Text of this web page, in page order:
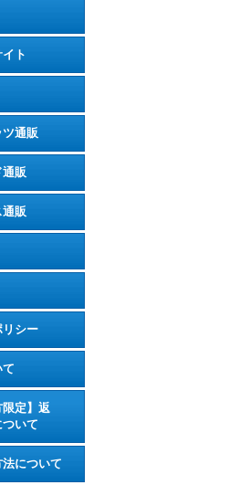
ト
通販
販
販
リシー
限定】返
いて
について